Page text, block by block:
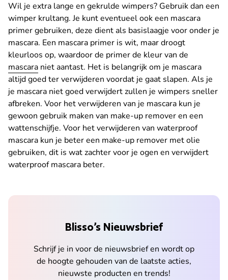
Wil je extra lange en gekrulde wimpers? Gebruik dan een
wimper krultang. Je kunt eventueel ook een mascara
primer gebruiken, deze dient als basislaagje voor onder je
mascara. Een mascara primer is wit, maar droogt
kleurloos op, waardoor de primer de kleur van de
mascara niet aantast. Het is belangrijk om je mascara
altijd goed ter verwijderen voordat je gaat slapen. Als je
je mascara niet goed verwijdert zullen je wimpers sneller
afbreken. Voor het verwijderen van je mascara kun je
gewoon gebruik maken van make-up remover en een
wattenschijfje. Voor het verwijderen van waterproof
mascara kun je beter een make-up remover met olie
gebruiken, dit is wat zachter voor je ogen en verwijdert
waterproof mascara beter.
Blisso’s Nieuwsbrief
Schrijf je in voor de nieuwsbrief en wordt op
de hoogte gehouden van de laatste acties,
nieuwste producten en trends!